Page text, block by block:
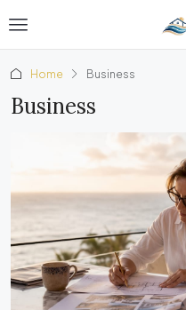
Home Business
Business